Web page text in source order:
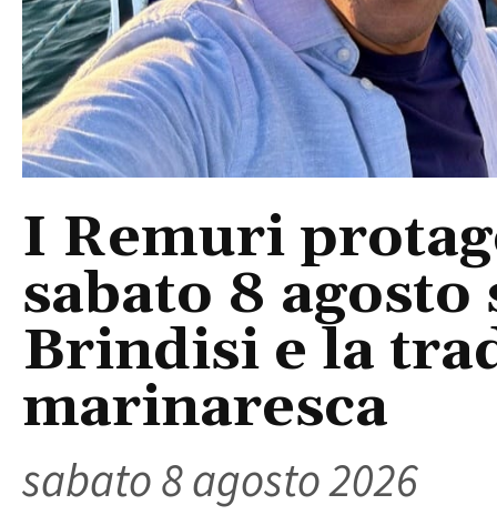
I Remuri
sabato 8
Brindisi e la
marinaresca
sabato 8 agosto 2026